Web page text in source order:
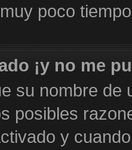
poco
¡y no me
su nombre
posibles
y